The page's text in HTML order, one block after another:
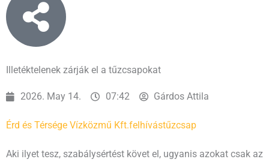
Illetéktelenek zárják el a tűzcsapokat
2026. May 14. 07:42 Gárdos Attila
Érd és Térsége Vízközmű Kft.felhívástűzcsap
Aki ilyet tesz, szabálysértést követ el, ugyanis azokat csak az